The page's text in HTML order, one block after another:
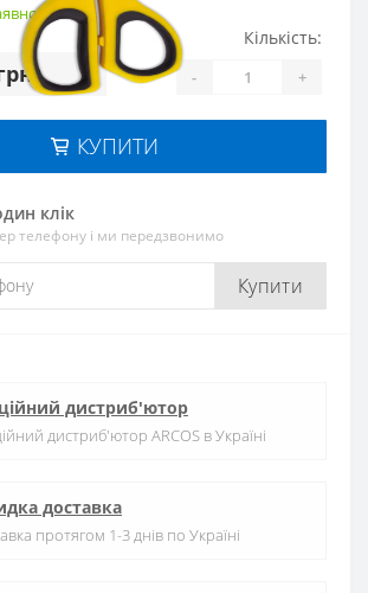
Кількість:
- +
КУПИТИ
клік
телефону і ми передзвонимо
Купити
дистриб'ютор
дистриб'ютор ARCOS в Україні
доставка
протягом 1-3 днів по Україні